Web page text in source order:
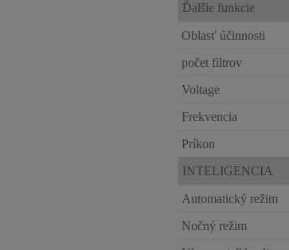
Ďalšie funkcie
Oblasť účinnosti
počet filtrov
Voltage
Frekvencia
Príkon
INTELIGENCIA
Automatický režim
Nočný režim